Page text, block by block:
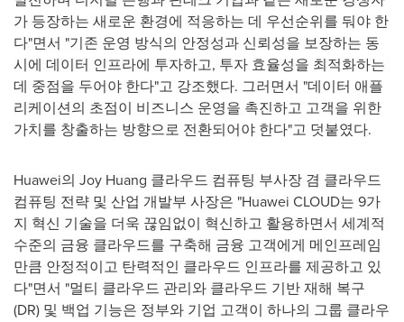
가 등장하는 새로운 환경에 적응하는 데 우선순위를 둬야 한
다"면서 "기존 운영 방식의 안정성과 신뢰성을 보장하는 동
시에 데이터 인프라에 투자하고, 투자 효율성을 최적화하는
데 중점을 두어야 한다"고 강조했다. 그러면서 "데이터 애플
리케이션의 초점이 비즈니스 운영을 촉진하고 고객을 위한
가치를 창출하는 방향으로 전환되어야 한다"고 덧붙였다.
Huawei의 Joy Huang 클라우드 컴퓨팅 부사장 겸 클라우드
컴퓨팅 전략 및 산업 개발부 사장은 "Huawei CLOUD는 9가
지 혁신 기술을 더욱 끊임없이 혁신하고 활용하면서 세계적
수준의 금융 클라우드를 구축해 금융 고객에게 메인프레임
만큼 안정적이고 탄력적인 클라우드 인프라를 제공하고 있
다"면서 "멀티 클라우드 관리와 클라우드 기반 재해 복구
(DR) 및 백업 기능은 정부와 기업 고객이 하나의 그룹 클라우